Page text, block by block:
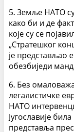
5. Земље НАТО су
како би и де
које су се
„Стратешког
је представљао
обезбиједи
6. Без
легалистичке
НАТО
Југославије
представља